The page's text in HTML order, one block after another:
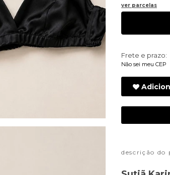
ver parcelas
Frete e prazo:
Não sei meu CEP
descrição do